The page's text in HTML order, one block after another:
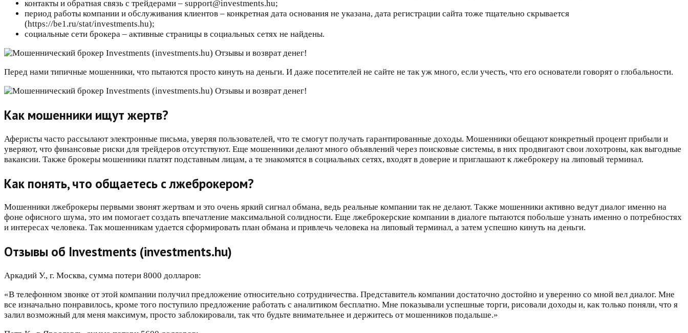
контакты и обратная связь с трейдерами – support@investments.hu;
период работы компании и обслуживания клиентов – конкретная дата основания не указана, дата регистрации сайта тоже тщательно скрывается
(https://be1.ru/stat/investments.hu);
социальные сети брокера – активные страницы в социальных сетях не найдены.
Перед нами типичные мошенники, что пытаются просто кинуть на деньги. И даже посетителей не сайте не так уж много, если учесть, что его основатели говорят о глобальности.
Как мошенники ищут жертв?
Аферисты часто рассылают электронные письма, уверяя пользователей, что те смогут получать гарантированные доходы. Мошенники обещают конкретный процент прибыли и
уверяют, что финансовые риски для трейдеров отсутствуют. Еще мошенники делают много объявлений через поисковые системы, в них продвигают свои лохотроны, как выгодные
вакансии. Также брокеры мошенники платят подставным лицам, а те знакомятся в социальных сетях, входят в доверие и приглашают к лжеброкеру на липовый терминал.
Как понять, что общаетесь с лжеброкером?
Мошенники лжеброкеры первыми звонят жертвам и это очень яркий сигнал обмана, ведь реальные компании так не делают. Также мошенники активно ведут диалог именно на
фоне офисного шума, это им помогает создать впечатление максимальной солидности. Еще лжеброкерские компании в диалоге пытаются побольше узнать именно о потребностях
и интересах человека. Так мошенникам удается сформировать план обмана и привлечь человека на липовый терминал, а затем успешно кинуть на деньги.
Отзывы об Investments (investments.hu)
Аркадий У., г. Москва, сумма потери 8000 долларов:
«В телефонном звонке от этой компании получил предложение относительно сотрудничества. Представитель компании достаточно достойно и уверенно со мной вел диалог. Мне
все изначально понравилось, кроме того поступило предложение работать с аналитиком бесплатно. Мне показывали успешные торги, рисовали доходы и, как только поняли, что я
залил возможный для меня максимум, просто заблокировали, так что будьте внимательнее и держитесь от мошенников подальше.»